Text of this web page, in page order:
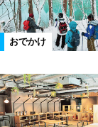
小野町
西郷村
栃木県
おでかけ